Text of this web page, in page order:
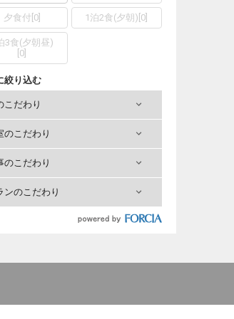
夕食付 0] 1泊2食(夕朝) 0
3食(夕朝昼)
0
絞り込む
こだわり
のこだわり
のこだわり
ンのこだわり